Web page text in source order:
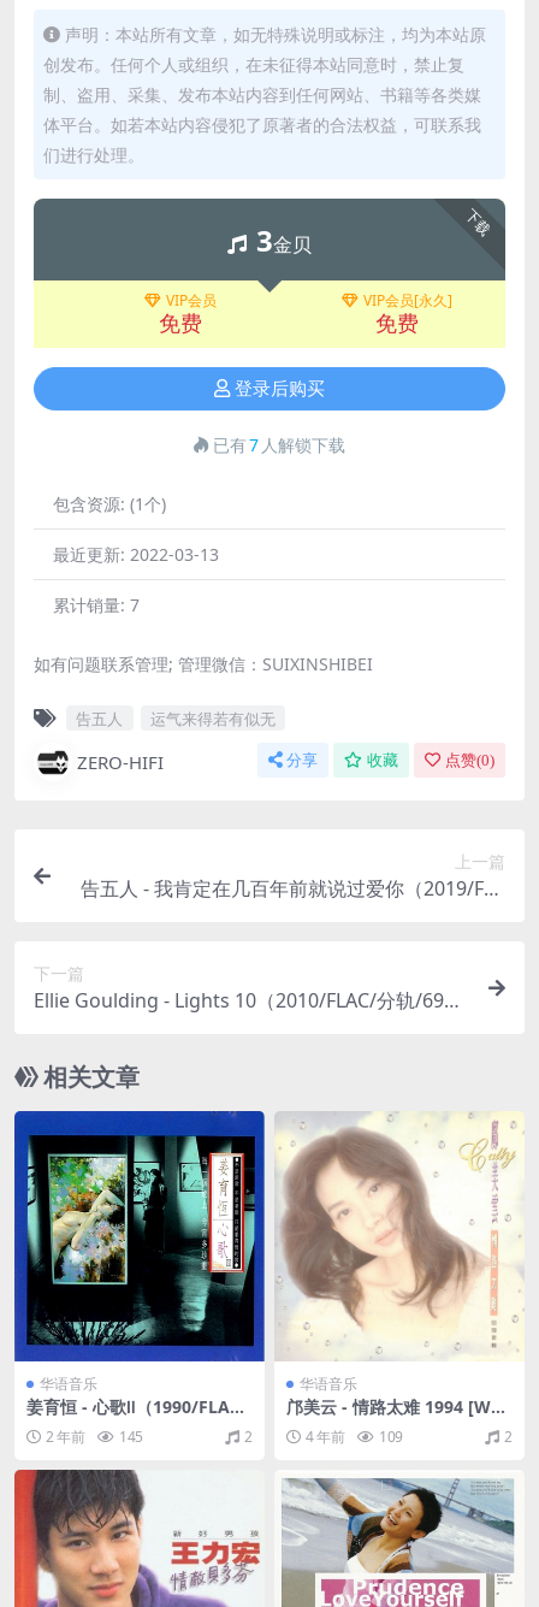
声明：本站所有文章，如无特殊说明或标注，均为本站原
创发布。任何个人或组织，在未征得本站同意时，禁止复
制、盗用、采集、发布本站内容到任何网站、书籍等各类媒
体平台。如若本站内容侵犯了原著者的合法权益，可联系我
们进行处理。
下载
3金贝
VIP会员
免费
VIP会员[永久]
免费
登录后购买
已有7 人解锁下载
包含资源: (1个)
最近更新: 2022-03-13
累计销量: 7
如有问题联系管理; 管理微信：SUIXINSHIBEI
告五人 运气来得若有似无
ZERO-HIFI 分享 收藏 点赞(0)
上一篇
告五人 - 我肯定在几百年前就说过爱你（2019/FLA
下一篇
Ellie Goulding - Lights 10（2010/FLAC/分轨/692
相关文章
华语音乐
姜育恒 - 心歌Ⅱ（1990/FLAC/
分轨/250M）
2 年前 145 2
华语音乐
邝美云 - 情路太难 1994 [WAV
+CUE/整轨/457M]
4 年前 109 2